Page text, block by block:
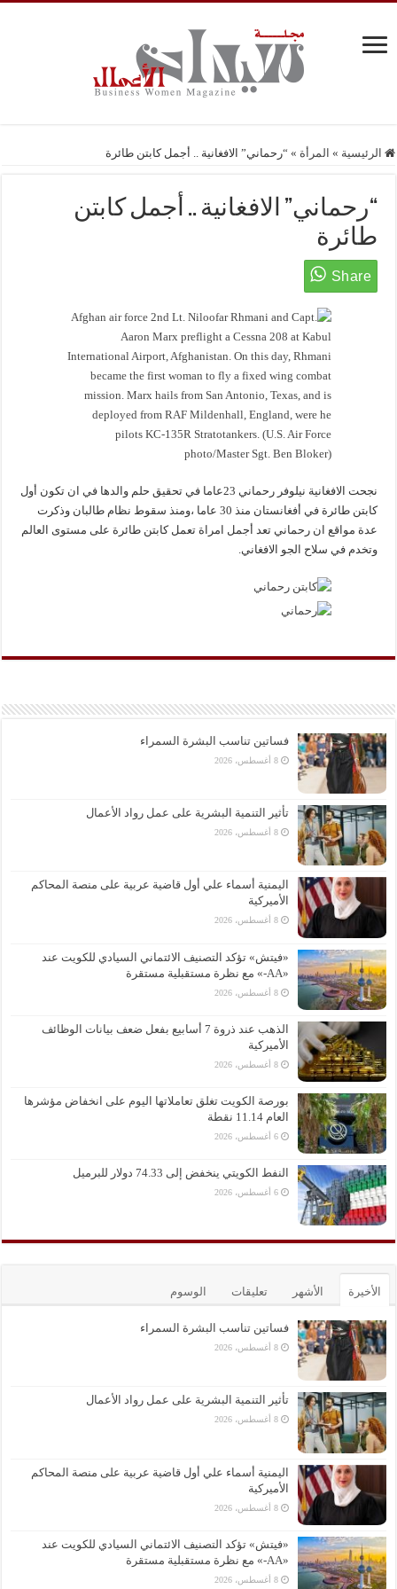
الرئيسية » المرأة » “رحماني” الافغانية .. أجمل كابتن طائرة
“رحماني” الافغانية .. أجمل كابتن
طائرة
نجحت الافغانية نيلوفر رحماني 23عاما في تحقيق حلم والدها في ان تكون أول
كابتن طائرة في أفغانستان منذ 30 عاما ،ومنذ سقوط نظام طالبان وذكرت
عدة مواقع ان رحماني تعد أجمل امراة تعمل كابتن طائرة على مستوى العالم
وتخدم في سلاح الجو الافغاني.
فساتين تناسب البشرة السمراء
8 أغسطس، 2026
تأثير التنمية البشرية على عمل رواد الأعمال
8 أغسطس، 2026
اليمنية أسماء علي أول قاضية عربية على منصة المحاكم
الأميركية
8 أغسطس، 2026
«فيتش» تؤكد التصنيف الائتماني السيادي للكويت عند
«AA-» مع نظرة مستقبلية مستقرة
8 أغسطس، 2026
الذهب عند ذروة 7 أسابيع بفعل ضعف بيانات الوظائف
الأميركية
8 أغسطس، 2026
بورصة الكويت تغلق تعاملاتها اليوم على انخفاض مؤشرها
العام 11.14 نقطة
6 أغسطس، 2026
النفط الكويتي ينخفض إلى 74.33 دولار للبرميل
6 أغسطس، 2026
الأخيرة الأشهر تعليقات الوسوم
فساتين تناسب البشرة السمراء
8 أغسطس، 2026
تأثير التنمية البشرية على عمل رواد الأعمال
8 أغسطس، 2026
اليمنية أسماء علي أول قاضية عربية على منصة المحاكم
الأميركية
8 أغسطس، 2026
«فيتش» تؤكد التصنيف الائتماني السيادي للكويت عند
«AA-» مع نظرة مستقبلية مستقرة
8 أغسطس، 2026